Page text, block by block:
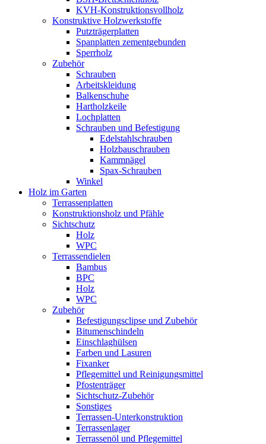
KVH-Konstruktionsvollholz
Konstruktive Holzwerkstoffe
Putzträgerplatten
Spanplatten zementgebunden
Sperrholz
Zubehör
Schrauben
Arbeitskleidung
Balkenschuhe
Hartholzkeile
Lochplatten
Schrauben und Befestigung
Edelstahlschrauben
Holzbauschrauben
Kammnägel
Spax-Schrauben
Winkel
Holz im Garten
Terrassenplatten
Konstruktionsholz und Pfähle
Sichtschutz
Holz
WPC
Terrassendielen
Bambus
BPC
Holz
WPC
Zubehör
Befestigungsclipse und Zubehör
Bitumenschindeln
Einschlaghülsen
Farben und Lasuren
Fixanker
Pflegemittel und Reinigungsmittel
Pfostenträger
Sichtschutz-Zubehör
Sonstiges
Terrassen-Unterkonstruktion
Terrassenlager
Terrassenöl und Pflegemittel